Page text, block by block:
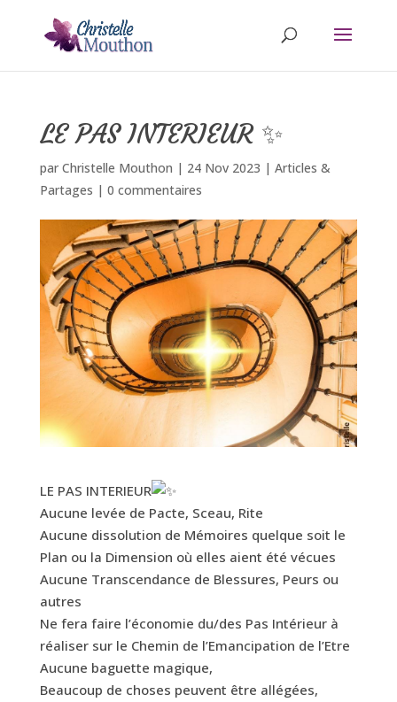
LE PAS INTERIEUR ✨
par Christelle Mouthon | 24 Nov 2023 | Articles &
Partages | 0 commentaires
LE PAS INTERIEUR
Aucune levée de Pacte, Sceau, Rite
Aucune dissolution de Mémoires quelque soit le
Plan ou la Dimension où elles aient été vécues
Aucune Transcendance de Blessures, Peurs ou
autres
Ne fera faire l’économie du/des Pas Intérieur à
réaliser sur le Chemin de l’Emancipation de l’Etre
Aucune baguette magique,
Beaucoup de choses peuvent être allégées,